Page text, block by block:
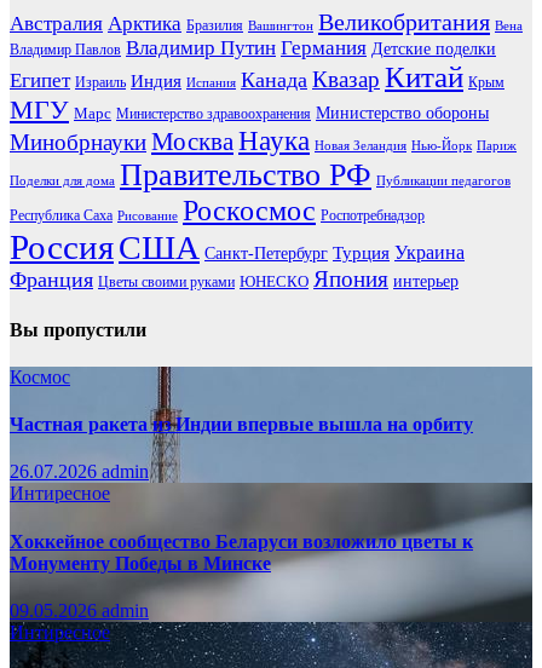
Австралия Арктика Бразилия Вашингтон Великобритания Вена
Владимир Павлов Владимир Путин Германия Детские поделки
Египет Израиль Индия Испания Канада Квазар Китай Крым
МГУ Марс Министерство здравоохранения Министерство обороны
МинобрнаукиМоскваНаука Новая Зеландия Нью-Йорк Париж
Поделки для дома Правительство РФ Публикации педагогов
Республика Саха Рисование Роскосмос Роспотребнадзор
РоссияСША Санкт-Петербург Турция Украина
Франция Цветы своими руками ЮНЕСКО Япония интерьер
Вы пропустили
Космос
Частная ракета из Индии впервые вышла на орбиту
26.07.2026 admin
Интиресное
Хоккейное сообщество Беларуси возложило цветы к
Монументу Победы в Минске
09.05.2026 admin
Интиресное